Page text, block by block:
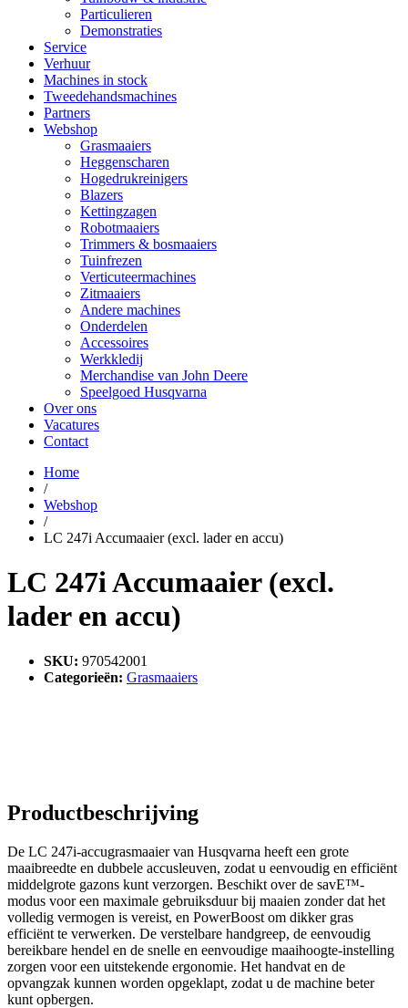
Particulieren
Demonstraties
Service
Verhuur
Machines in stock
Tweedehandsmachines
Partners
Webshop
Grasmaaiers
Heggenscharen
Hogedrukreinigers
Blazers
Kettingzagen
Robotmaaiers
Trimmers & bosmaaiers
Tuinfrezen
Verticuteermachines
Zitmaaiers
Andere machines
Onderdelen
Accessoires
Werkkledij
Merchandise van John Deere
Speelgoed Husqvarna
Over ons
Vacatures
Contact
Home
/
Webshop
/
LC 247i Accumaaier (excl. lader en accu)
LC 247i Accumaaier (excl.
lader en accu)
SKU: 970542001
Categorieën: Grasmaaiers
Productbeschrijving
De LC 247i-accugrasmaaier van Husqvarna heeft een grote
maaibreedte en dubbele accusleuven, zodat u eenvoudig en efficiënt
middelgrote gazons kunt verzorgen. Beschikt over de savE™-
modus voor een maximale gebruiksduur bij maaien zonder dat het
volledig vermogen is vereist, en PowerBoost om dikker gras
efficiënt te verwerken. De verstelbare handgreep, de eenvoudig
bereikbare hendel en de snelle en eenvoudige maaihoogte-instelling
zorgen voor een uitstekende ergonomie. Het handvat en de
opvangzak kunnen worden opgeklapt, zodat u de machine beter
kunt opbergen.